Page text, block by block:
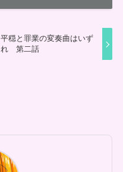
平穏と罪業の変奏曲はいず
れ 第二話